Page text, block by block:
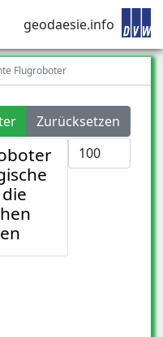
geodaesie.info
Flugroboter
Zurücksetzen
Anzeige #